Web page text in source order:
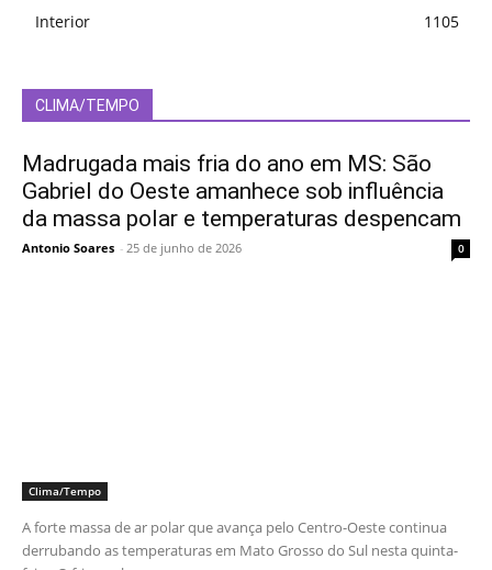
Interior
1105
CLIMA/TEMPO
Madrugada mais fria do ano em MS: São
Gabriel do Oeste amanhece sob influência
da massa polar e temperaturas despencam
Antonio Soares - 25 de junho de 2026 0
Clima/Tempo
A forte massa de ar polar que avança pelo Centro-Oeste continua
derrubando as temperaturas em Mato Grosso do Sul nesta quinta-